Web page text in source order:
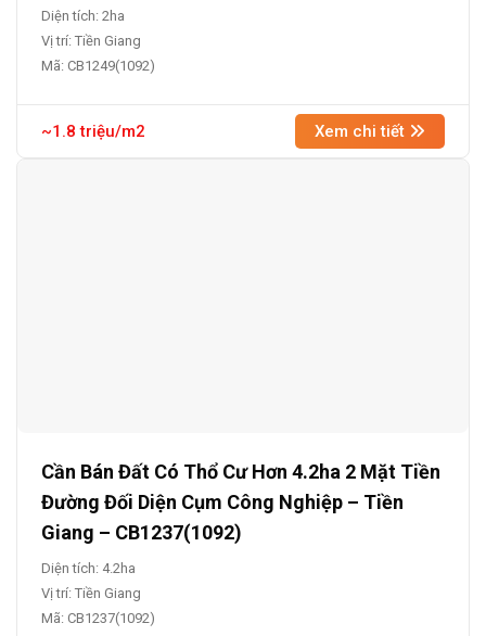
Diện tích: 2ha
Vị trí: Tiền Giang
Mã: CB1249(1092)
~1.8 triệu/m2 Xem chi tiết
Cần Bán Đất Có Thổ Cư Hơn 4.2ha 2 Mặt Tiền
Đường Đối Diện Cụm Công Nghiệp – Tiền
Giang – CB1237(1092)
Diện tích: 4.2ha
Vị trí: Tiền Giang
Mã: CB1237(1092)